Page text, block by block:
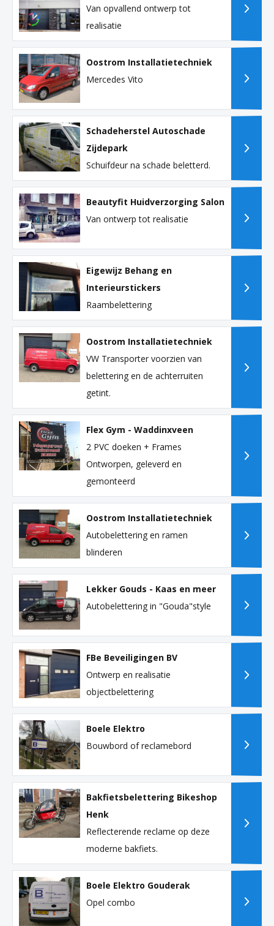
Van opvallend ontwerp tot
realisatie
Oostrom Installatietechniek
Mercedes Vito
Schadeherstel Autoschade
Zijdepark
Schuifdeur na schade beletterd.
Beautyfit Huidverzorging Salon
Van ontwerp tot realisatie
Eigewijz Behang en
Interieurstickers
Raambelettering
Oostrom Installatietechniek
VW Transporter voorzien van
belettering en de achterruiten
getint.
Flex Gym - Waddinxveen
2 PVC doeken + Frames
Ontworpen, geleverd en
gemonteerd
Oostrom Installatietechniek
Autobelettering en ramen
blinderen
Lekker Gouds - Kaas en meer
Autobelettering in "Gouda"style
FBe Beveiligingen BV
Ontwerp en realisatie
objectbelettering
Boele Elektro
Bouwbord of reclamebord
Bakfietsbelettering Bikeshop
Henk
Reflecterende reclame op deze
moderne bakfiets.
Boele Elektro Gouderak
Opel combo